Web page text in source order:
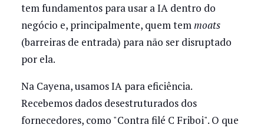
tem fundamentos para usar a IA dentro do
negócio e, principalmente, quem temmoats
(barreiras de entrada) para não ser disruptado
por ela.
Na Cayena, usamos IA para eficiência.
Recebemos dados desestruturados dos
fornecedores, como "Contra filé C Friboi". O que